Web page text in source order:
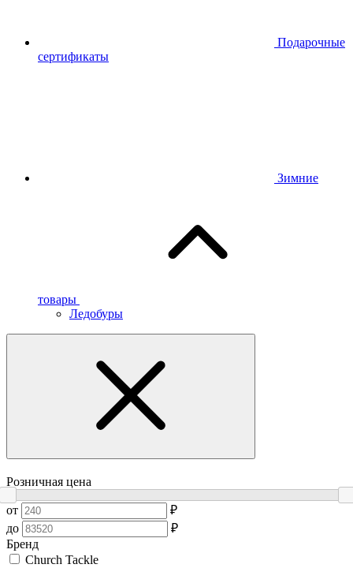
Подарочные
сертификаты
Зимние
товары
Ледобуры
Розничная цена
от
₽
до
₽
Бренд
Church Tackle